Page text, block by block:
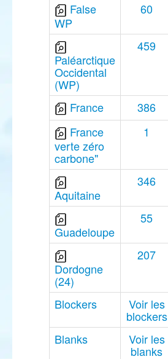
False
WP
60
Paléarctique
Occidental
(WP)
459
France 386
France
verte zéro
carbone"
1
Aquitaine
346
Guadeloupe
55
Dordogne
(24)
207
Blockers Voir les
blockers
Blanks Voir les
blanks